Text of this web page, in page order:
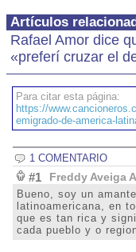
Artículos
Rafael Amor dice
«preferí cruzar el
Para citar esta página:
https://
emigrado-de-america-
1 COMENTARIO
#1 Freddy Aveiga
Bueno, soy un
latinoamericana, en
que es tan rica y
cada pueblo y o